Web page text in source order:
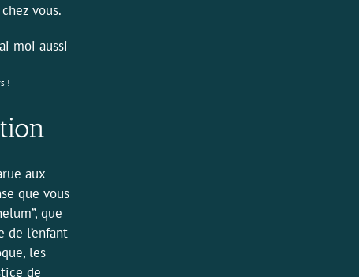
vous.
moi aussi
!
aux
que vous
que
de l’enfant
les
de